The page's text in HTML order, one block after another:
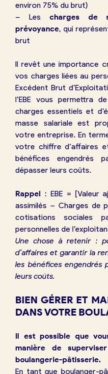
environ 75% du brut)
– Les charges de
prévoyance, qui
brut
Il revêt une importance
vos charges liées au
Excédent Brut
l’EBE vous permettra
charges essentiels et
masse salariale est
votre entreprise. En
votre chiffre d’affaires
bénéfices engendrés
dépasser leurs coûts.
Rappel : EBE = [Valeur
assimilés – Charges de
cotisations sociales
personnelles de
Une chose à retenir :
d’affaires et garantir la
les bénéfices engendrés
leurs coûts.
BIEN GÉRER ET
DANS VOTRE
Il est possible que
manière de
boulangerie-pâtisserie.
En tant que boulanger-